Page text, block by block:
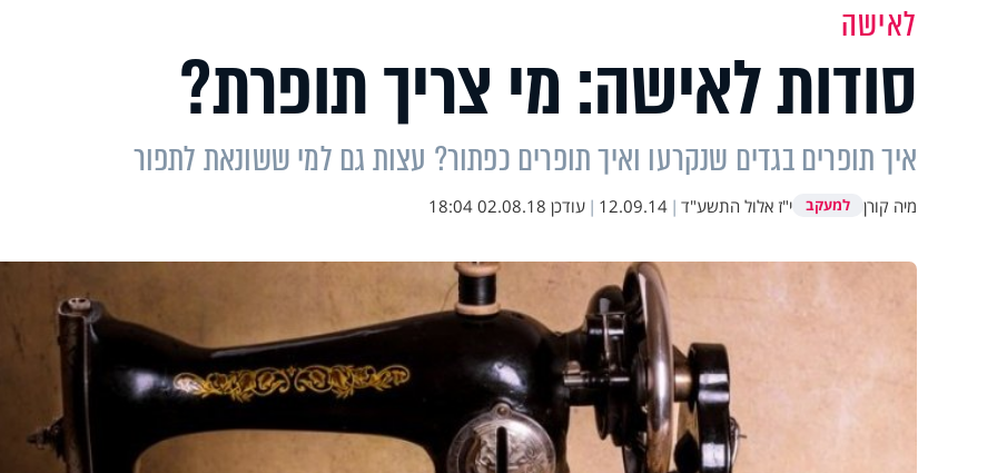
לאישה
סודות לאישה: מי צריך תופרת?
איך תופרים בגדים שנקרעו ואיך תופרים כפתור? עצות גם למי ששונאת לתפור
מיה קורן למעקב י"ז אלול התשע"ד |
12.09.14
| עודכן 02.08.18 18:04